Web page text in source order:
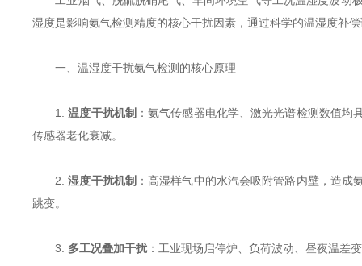
湿度是影响氨气检测精度的核心干扰因素，通过科学的温湿度补
一、温湿度干扰氨气检测的核心原理
1.温度干扰机制 ：氨气传感器电化学、激光光谱检测数值
传感器老化衰减。
2.湿度干扰机制 ：高湿样气中的水汽会吸附管路内壁，造
跳变。
3. 多工况叠加干扰：工业现场启停炉、负荷波动、昼夜温差